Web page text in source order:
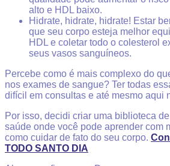
alto e HDL baixo.
Hidrate, hidrate, hidrate! Estar
que seu corpo esteja melhor
HDL e coletar todo o colesterol
seus vasos sanguíneos.
Percebe como é mais complexo do
nos exames de sangue? Ter todas
difícil em consultas e até mesmo aqui
Por isso, decidi criar uma biblioteca
saúde onde você pode aprender com
como cuidar de fato do seu corpo.
TODO SANTO DIA